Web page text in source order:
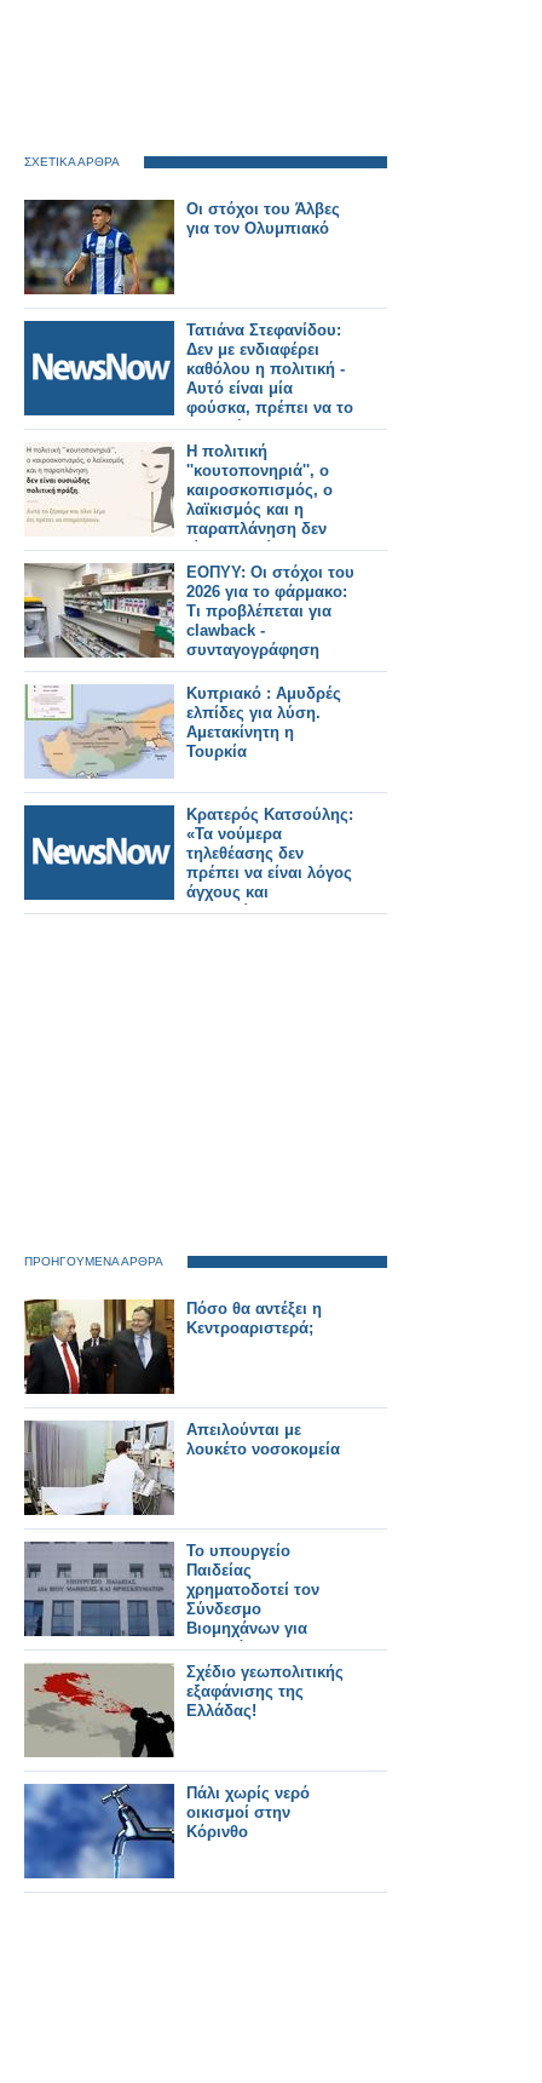
ΣΧΕΤΙΚΑ ΑΡΘΡΑ
Οι στόχοι του Άλβες
για τον Ολυμπιακό
Τατιάνα Στεφανίδου:
Δεν με ενδιαφέρει
καθόλου η πολιτική -
Αυτό είναι μία
φούσκα, πρέπει να το
απαντήσω και να το
διαψεύσω
Η πολιτική
''κουτοπονηριά'', ο
καιροσκοπισμός, ο
λαϊκισμός και η
παραπλάνηση δεν
είναι ουσιώδης
πολιτική πράξη. Αυτά
τα ζήσαμε και όλοι
λέμε ότι πρέπει να
σταματήσουν.
ΕΟΠΥΥ: Οι στόχοι του
2026 για το φάρμακο:
Τι προβλέπεται για
clawback -
συνταγογράφηση
Κυπριακό : Αμυδρές
ελπίδες για λύση.
Αμετακίνητη η
Τουρκία
Κρατερός Κατσούλης:
«Τα νούμερα
τηλεθέασης δεν
πρέπει να είναι λόγος
άγχους και
ανησυχίας»
ΠΡΟΗΓΟΥΜΕΝΑ ΑΡΘΡΑ
Πόσο θα αντέξει η
Κεντροαριστερά;
Απειλούνται με
λουκέτο νοσοκομεία
Το υπουργείο
Παιδείας
χρηματοδοτεί τον
Σύνδεσμο
Βιομηχάνων για
προγράμματα Δια
Βίου Μάθησης !
Σχέδιο γεωπολιτικής
εξαφάνισης της
Ελλάδας!
Πάλι χωρίς νερό
οικισμοί στην
Κόρινθο